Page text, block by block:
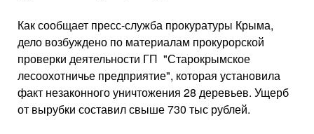
Как сообщает пресс-служба прокуратуры Крыма,
дело возбуждено по материалам прокурорской
проверки деятельности ГП "Старокрымское
лесоохотничье предприятие", которая установила
факт незаконного уничтожения 28 деревьев. Ущерб
от вырубки составил свыше 730 тыс рублей.